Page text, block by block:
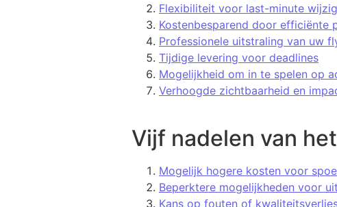
Flexibiliteit voor last-minute
Kostenbesparend door efficiënte
Professionele uitstraling van uw
Tijdige levering voor deadlines
Mogelijkheid om in te spelen op
Verhoogde zichtbaarheid en
Vijf nadelen van
Mogelijk hogere kosten voor
Beperktere mogelijkheden voor
Kans op fouten of